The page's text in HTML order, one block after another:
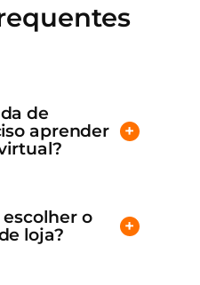
de
aprender
+
o
loja?
+